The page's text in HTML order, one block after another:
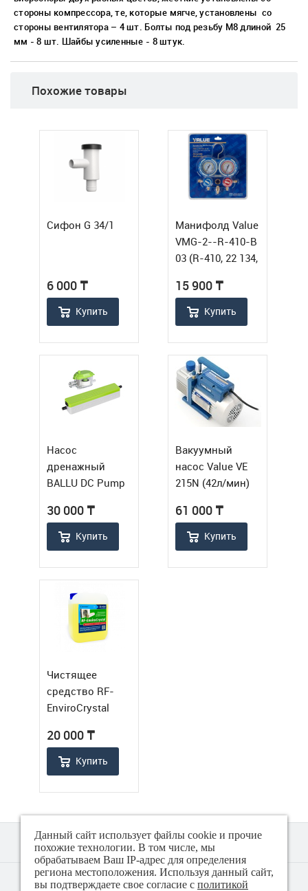
стороны компрессора, те, которые мягче, установлены со
стороны вентилятора – 4 шт. Болты под резьбу М8 длиной 25
мм - 8 шт. Шайбы усиленные - 8 штук.
Похожие товары
Сифон G 34/1
6 000 ₸
Купить
Манифолд Value
VMG-2--R-410-B
03 (R-410, 22 134,
давл.
15 900 ₸
Купить
Насос
дренажный
BALLU DC Pump
л/ч)
30 000 ₸
Купить
Вакуумный
насос Value VE
215N (42л/мин)
61 000 ₸
Купить
Чистящее
средство RF-
EnviroCrystal
20 000 ₸
Купить
© 2018 - 2026 Техно плюс
Данный сайт использует файлы cookie и прочие
похожие технологии. В том числе, мы
обрабатываем Ваш IP-адрес для определения
региона местоположения. Используя данный сайт,
вы подтверждаете свое согласие с политикой